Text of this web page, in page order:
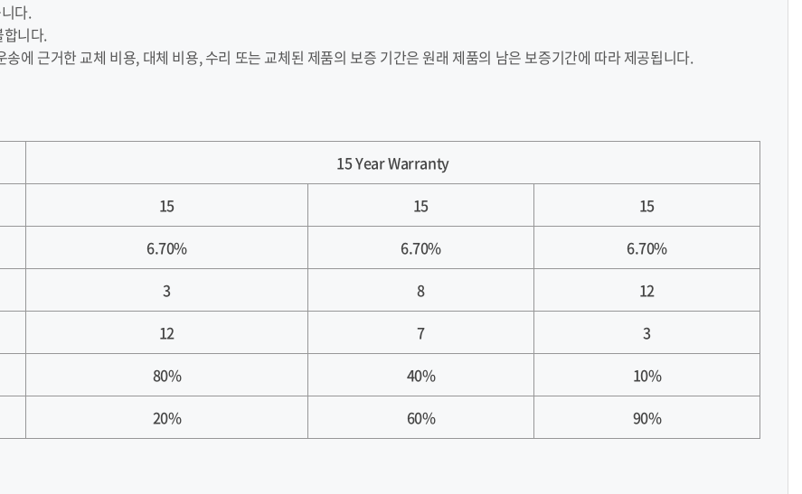
다.
니다.
에 근거한 교체 비용, 대체 비용, 수리 또는 교체된 제품의 보증 기간은 원래 제품의 남은 보증기간에 따라 제공됩니다.
15 Year Warranty
15 15
15
6.70% 6.70%
6.70%
3 8
12
12 7
3
80% 40%
10%
20% 60% 90%